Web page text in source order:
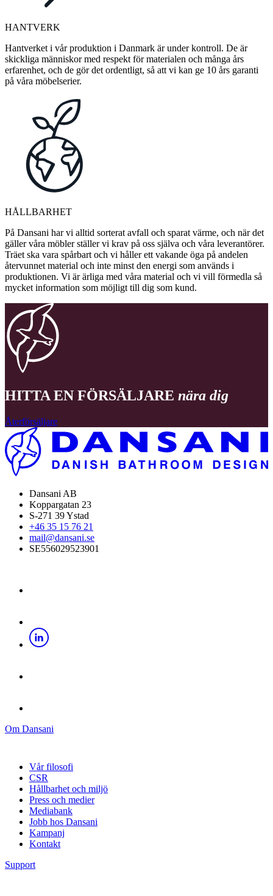
HANTVERK
Hantverket i vår produktion i Danmark är under kontroll. De är
skickliga människor med respekt för materialen och många års
erfarenhet, och de gör det ordentligt, så att vi kan ge 10 års garanti
på våra möbelserier.
HÅLLBARHET
På Dansani har vi alltid sorterat avfall och sparat värme, och när det
gäller våra möbler ställer vi krav på oss själva och våra leverantörer.
Träet ska vara spårbart och vi håller ett vakande öga på andelen
återvunnet material och inte minst den energi som används i
produktionen. Vi är ärliga med våra material och vi vill förmedla så
mycket information som möjligt till dig som kund.
HITTA EN FÖRSÄLJARE nära dig
Återförsäljare
Dansani AB
Koppargatan 23
S-271 39 Ystad
+46 35 15 76 21
mail@dansani.se
SE556029523901
Om Dansani
Vår filosofi
CSR
Hållbarhet och miljö
Press och medier
Mediabank
Jobb hos Dansani
Kampanj
Kontakt
Support